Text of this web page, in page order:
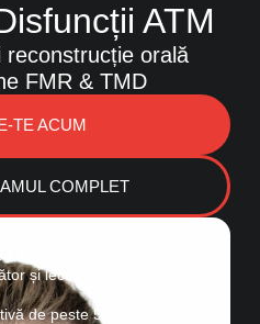
ATM
reconstrucție orală
FMR & TMD
TE ACUM
COMPLET
Lassmann – medic specialist
și lector internațional în
de peste 51k followes în